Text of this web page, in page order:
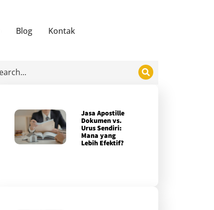
Blog Kontak
Jasa Apostille
Dokumen vs.
Urus Sendiri:
Mana yang
Lebih Efektif?